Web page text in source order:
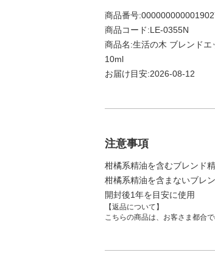
商品番号
商品コード:LE-0355N
商品名:生活の木 ブレンド
10ml
お届け目安:2026-08-12
注意事項
柑橘系精油を含むブレンド
柑橘系精油を含まないブレ
開封後1年を目安に使用
【返品について】
こちらの商品は、お客さま都合